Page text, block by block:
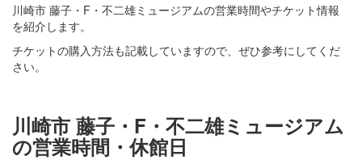
川崎市 藤子・F・不二雄ミュージアムの営業時間やチケット情報
を紹介します。
チケットの購入方法も記載していますので、ぜひ参考にしてくだ
さい。
川崎市 藤子・F・不二雄ミュージアム
の営業時間・休館日